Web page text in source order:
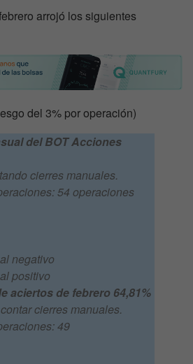
arrojó los siguientes
del 3% por operación)
del BOT Acciones
cierres manuales.
54 operaciones
negativo
positivo
aciertos de febrero 64,81%
cierres manuales.
49